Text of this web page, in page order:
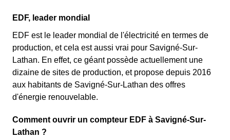
EDF, leader mondial
EDF est le leader mondial de l'électricité en termes de
production, et cela est aussi vrai pour Savigné-Sur-
Lathan. En effet, ce géant possède actuellement une
dizaine de sites de production, et propose depuis 2016
aux habitants de Savigné-Sur-Lathan des offres
d'énergie renouvelable.
Comment ouvrir un compteur EDF à Savigné-Sur-
Lathan ?